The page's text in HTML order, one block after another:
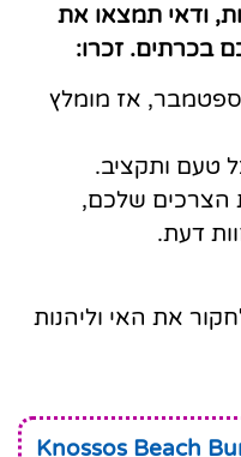
ודאי תמצאו את
בכרתים. זכרו:
לספטמבר, אז מומלץ
טעם ותקציב.
הצרכים שלכם,
דעת.
את האי וליהנות
Knossos Beach